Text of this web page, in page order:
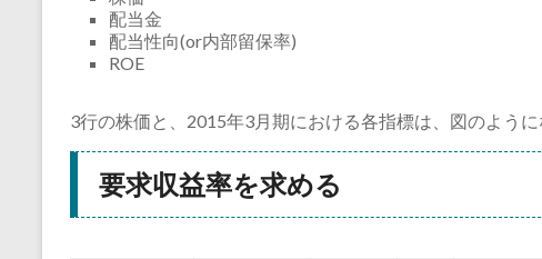
配当金
配当性向(or内部留保率)
ROE
3行の株価と、2015年3月期における各指標は、図のように
要求収益率を求める